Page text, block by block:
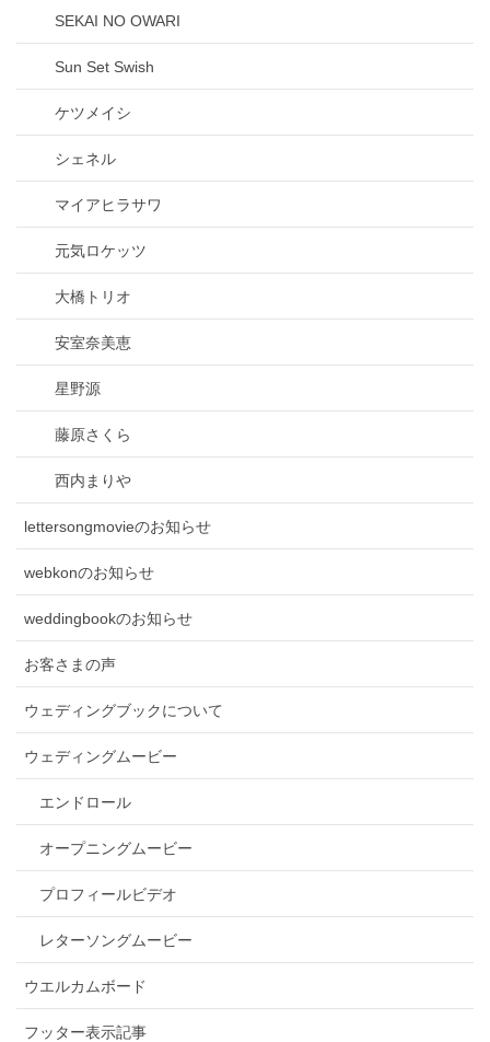
SEKAI NO OWARI
Sun Set Swish
ケツメイシ
シェネル
マイアヒラサワ
元気ロケッツ
大橋トリオ
安室奈美恵
星野源
藤原さくら
西内まりや
lettersongmovieのお知らせ
webkonのお知らせ
weddingbookのお知らせ
お客さまの声
ウェディングブックについて
ウェディングムービー
エンドロール
オープニングムービー
プロフィールビデオ
レターソングムービー
ウエルカムボード
フッター表示記事